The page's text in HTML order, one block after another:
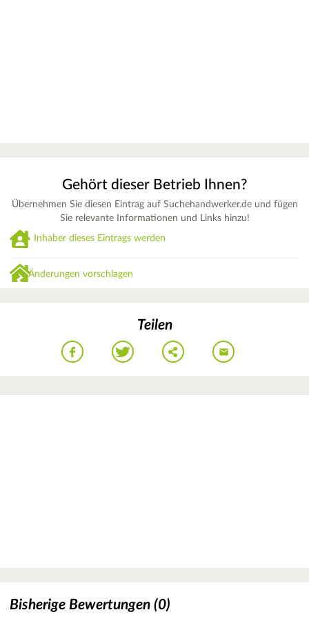
Gehört dieser Betrieb Ihnen?
Übernehmen Sie diesen Eintrag auf Suchehandwerker.de und fügen
Sie relevante Informationen und Links hinzu!
Inhaber dieses Eintrags werden
Änderungen vorschlagen
Teilen
Bisherige Bewertungen (0)